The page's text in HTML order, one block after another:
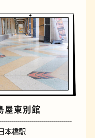
いもスイーツ
屋東別館
日本橋駅